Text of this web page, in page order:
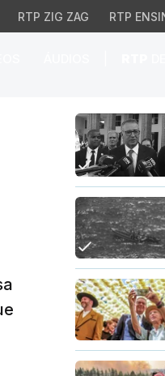
RTP ZIG ZAG RTP
que